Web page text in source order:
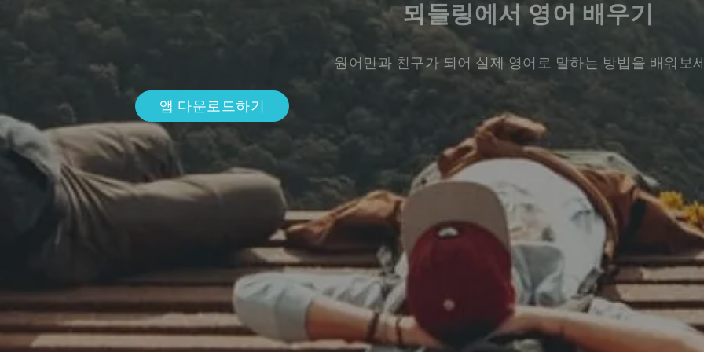
뫼들링에서 영어 배우기
원어민과 친구가 되어 실제 영어로 말하는 방법을 배워보
앱 다운로드하기